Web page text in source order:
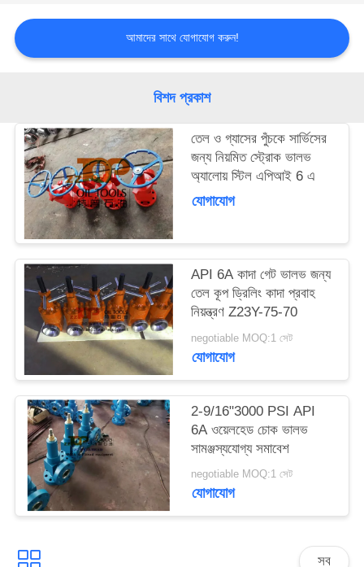
কেস
PRIVACY
POLICY
আমাদের সাথে যোগাযোগ করুন!
বিশদ প্রকাশ
তেল ও গ্যাসের পুঁচকে সার্ভিসের
জন্য নিয়মিত স্ট্রোক ভালভ
অ্যালোয় স্টিল এপিআই 6 এ
যোগাযোগ
API 6A কাদা গেট ভালভ জন্য
তেল কূপ ড্রিলিং কাদা প্রবাহ
নিয়ন্ত্রণ Z23Y-75-70
negotiable MOQ:1 সেট
যোগাযোগ
2-9/16"3000 PSI API
6A ওয়েলহেড চোক ভালভ
সামঞ্জস্যযোগ্য সমাবেশ
negotiable MOQ:1 সেট
যোগাযোগ
সব